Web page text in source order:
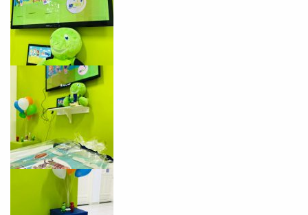
já vamos te colocar em contato
Você é aluno inFlux?
Sim